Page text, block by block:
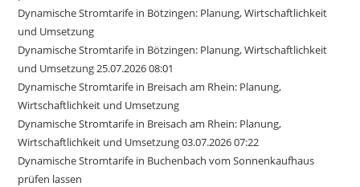
Dynamische Stromtarife in Bötzingen: Planung, Wirtschaftlichkeit
und Umsetzung
Dynamische Stromtarife in Bötzingen: Planung, Wirtschaftlichkeit
und Umsetzung 25.07.2026 08:01
Dynamische Stromtarife in Breisach am Rhein: Planung,
Wirtschaftlichkeit und Umsetzung
Dynamische Stromtarife in Breisach am Rhein: Planung,
Wirtschaftlichkeit und Umsetzung 03.07.2026 07:22
Dynamische Stromtarife in Buchenbach vom Sonnenkaufhaus
prüfen lassen